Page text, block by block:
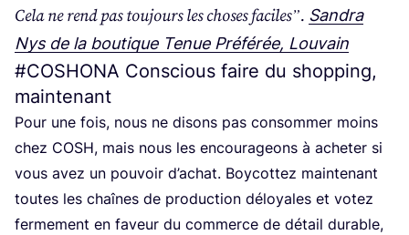
Cela ne rend pas tou­jours les choses faciles”. San­dra
Nys de la bou­tique Tenue Pré­fé­rée, Louvain
#COSHONA Conscious faire du shopping,
maintenant
Pour une fois, nous ne disons pas consom­mer moins
chez COSH, mais nous les encou­ra­geons à ache­ter si
vous avez un pou­voir d’a­chat. Boy­cot­tez main­te­nant
toutes les chaînes de pro­duc­tion déloyales et votez
fer­me­ment en faveur du com­merce de détail durable,